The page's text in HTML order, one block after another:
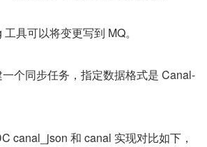
具可以将变更写到 MQ。
个同步任务，指定数据格式是 Canal-
canal_json 和 canal 实现对比如下，